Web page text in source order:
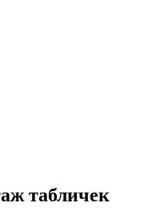
табличек